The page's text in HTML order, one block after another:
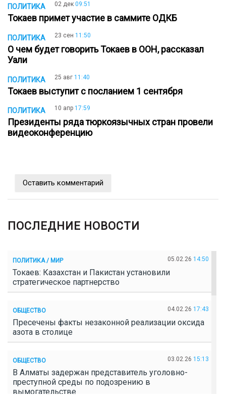
ПОЛИТИКА 02 дек 09:51
Токаев примет участие в саммите ОДКБ
ПОЛИТИКА 23 сен 11:50
О чем будет говорить Токаев в ООН, рассказал
Уали
ПОЛИТИКА 25 авг 11:40
Токаев выступит с посланием 1 сентября
ПОЛИТИКА 10 апр 17:59
Президенты ряда тюркоязычных стран провели
видеоконференцию
Оставить комментарий
ПОСЛЕДНИЕ НОВОСТИ
ПОЛИТИКА / МИР 05.02.26 14:50
Токаев: Казахстан и Пакистан установили
стратегическое партнерство
ОБЩЕСТВО 04.02.26 17:43
Пресечены факты незаконной реализации оксида
азота в столице
ОБЩЕСТВО 03.02.26 15:13
В Алматы задержан представитель уголовно-
преступной среды по подозрению в
вымогательстве